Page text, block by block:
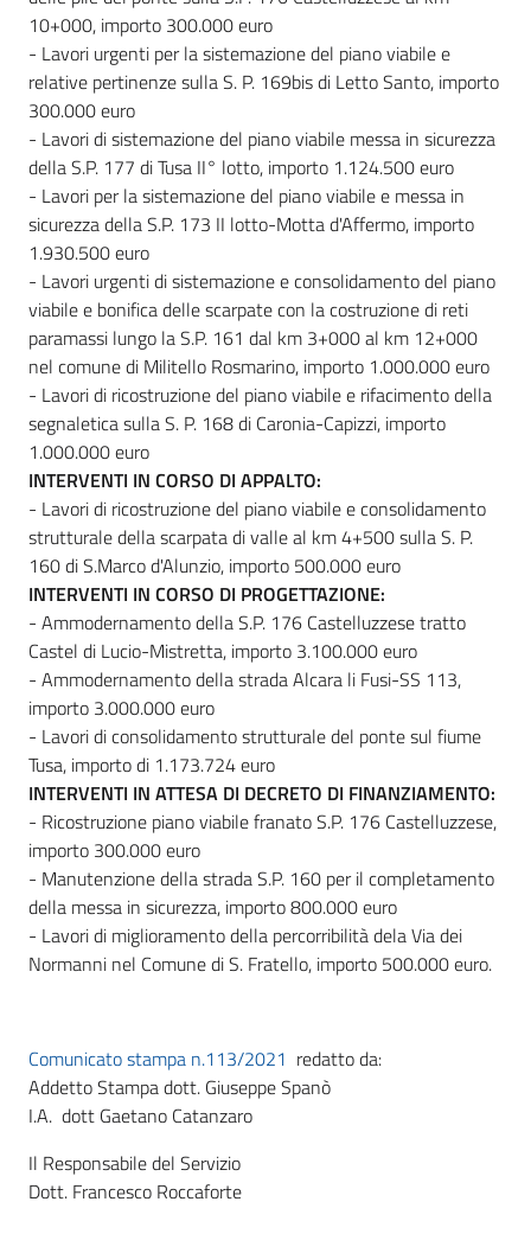
10+000, importo 300.000 euro
- Lavori urgenti per la sistemazione del piano viabile e
relative pertinenze sulla S. P. 169bis di Letto Santo, importo
300.000 euro
- Lavori di sistemazione del piano viabile messa in sicurezza
della S.P. 177 di Tusa II° lotto, importo 1.124.500 euro
- Lavori per la sistemazione del piano viabile e messa in
sicurezza della S.P. 173 II lotto-Motta d'Affermo, importo
1.930.500 euro
- Lavori urgenti di sistemazione e consolidamento del piano
viabile e bonifica delle scarpate con la costruzione di reti
paramassi lungo la S.P. 161 dal km 3+000 al km 12+000
nel comune di Militello Rosmarino, importo 1.000.000 euro
- Lavori di ricostruzione del piano viabile e rifacimento della
segnaletica sulla S. P. 168 di Caronia-Capizzi, importo
1.000.000 euro
INTERVENTI IN CORSO DI APPALTO:
- Lavori di ricostruzione del piano viabile e consolidamento
strutturale della scarpata di valle al km 4+500 sulla S. P.
160 di S.Marco d'Alunzio, importo 500.000 euro
INTERVENTI IN CORSO DI PROGETTAZIONE:
- Ammodernamento della S.P. 176 Castelluzzese tratto
Castel di Lucio-Mistretta, importo 3.100.000 euro
- Ammodernamento della strada Alcara li Fusi-SS 113,
importo 3.000.000 euro
- Lavori di consolidamento strutturale del ponte sul fiume
Tusa, importo di 1.173.724 euro
INTERVENTI IN ATTESA DI DECRETO DI FINANZIAMENTO:
- Ricostruzione piano viabile franato S.P. 176 Castelluzzese,
importo 300.000 euro
- Manutenzione della strada S.P. 160 per il completamento
della messa in sicurezza, importo 800.000 euro
- Lavori di miglioramento della percorribilità dela Via dei
Normanni nel Comune di S. Fratello, importo 500.000 euro.
Comunicato stampa n.113/2021 redatto da:
Addetto Stampa dott. Giuseppe Spanò
I.A. dott Gaetano Catanzaro
Il Responsabile del Servizio
Dott. Francesco Roccaforte